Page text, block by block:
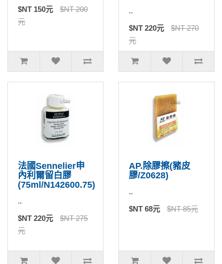
$NT 150元
$NT 200
元
..
$NT 220元
$NT 270
元
法國Sennelier申
內利爾留白膠
(75ml/N142600.75)
..
$NT 220元
$NT 275
元
AP.除膠擦(豬皮
膠/Z0628)
..
$NT 68元 $NT 85元